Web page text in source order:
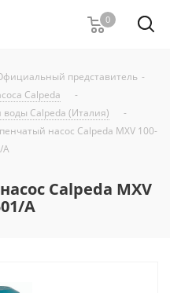
0
представитель -
Calpeda
-
Calpeda (Италия)
-
насос Calpeda MXV 100-
A
Calpeda MXV
A